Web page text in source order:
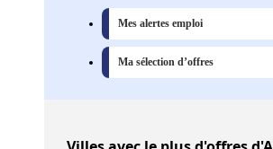
Mes alertes emploi
Ma sélection d’offres